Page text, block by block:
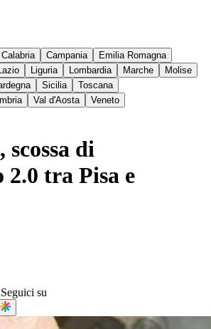
Calabria Campania
Emilia Romagna
Liguria Lombardia Marche
Molise
Sicilia
Toscana
Val d'Aosta Veneto
di
tra Pisa e
Seguici su